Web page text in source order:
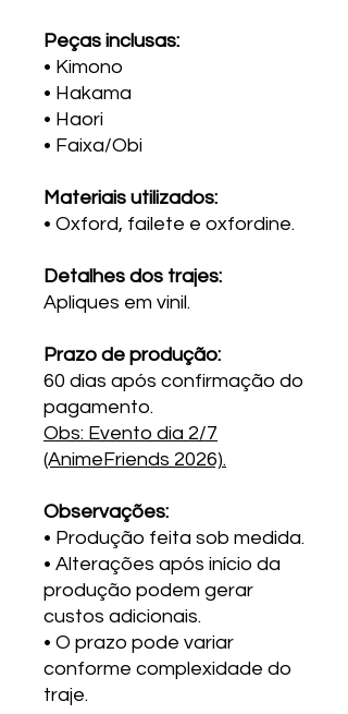
Peças inclusas:
• Kimono
• Hakama
• Haori
• Faixa/Obi
Materiais utilizados:
• Oxford, failete e oxfordine.
Detalhes dos trajes:
Apliques em vinil.
Prazo de produção:
60 dias após confirmação do
pagamento.
Obs: Evento dia 2/7
(AnimeFriends 2026).
Observações:
• Produção feita sob medida.
• Alterações após início da
produção podem gerar
custos adicionais.
• O prazo pode variar
conforme complexidade do
traje.